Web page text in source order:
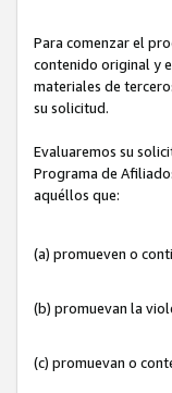
Para comenzar el
contenido original y
materiales de
su solicitud.
Evaluaremos su
Programa de
aquéllos que:
(a) promueven o
(b) promuevan la
(c) promuevan o